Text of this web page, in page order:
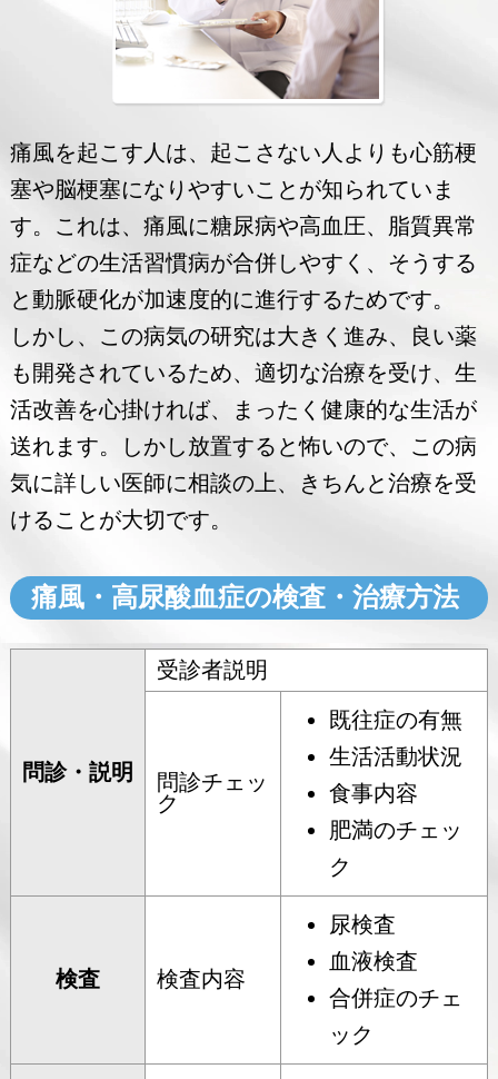
痛風を起こす人は、起こさない人よりも心筋梗
塞や脳梗塞になりやすいことが知られていま
す。これは、痛風に糖尿病や高血圧、脂質異常
症などの生活習慣病が合併しやすく、そうする
と動脈硬化が加速度的に進行するためです。
しかし、この病気の研究は大きく進み、良い薬
も開発されているため、適切な治療を受け、生
活改善を心掛ければ、まったく健康的な生活が
送れます。しかし放置すると怖いので、この病
気に詳しい医師に相談の上、きちんと治療を受
けることが大切です。
痛風・高尿酸血症の検査・治療方法
問診・説明
受診者説明
問診チェッ
ク
既往症の有無
生活活動状況
食事内容
肥満のチェッ
ク
検査 検査内容
尿検査
血液検査
合併症のチェ
ック